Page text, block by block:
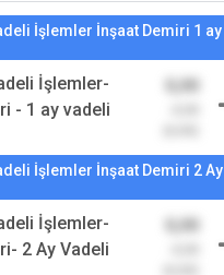
İşlemler İnşaat Demiri 1 ay
İşlemler-
- 1 ay vadeli
İşlemler İnşaat Demiri 2 Ay
İşlemler-
2 Ay Vadeli